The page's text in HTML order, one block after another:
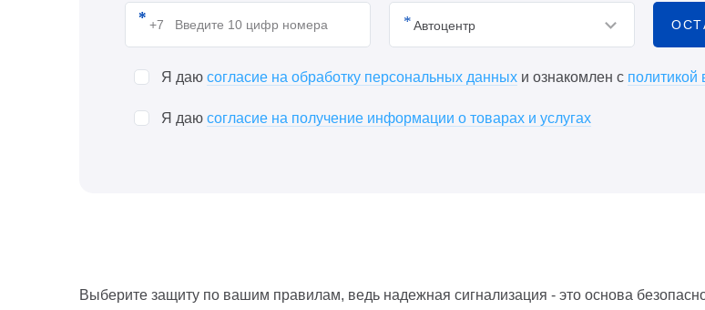
Автоцентр
Я даю согласие на обработку персональных данных и ознакомлен с политикой
Я даю согласие на получение информации о товарах и услугах
Выберите защиту по вашим правилам, ведь надежная сигнализация - это основа